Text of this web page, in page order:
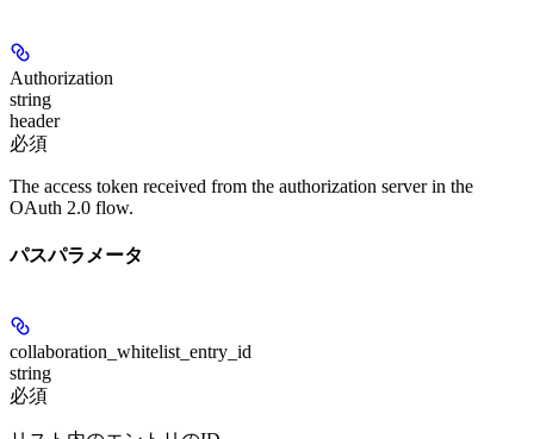
Authorization
string
header
必須
The access token received from the authorization server in the
OAuth 2.0 flow.
パスパラメータ
collaboration_whitelist_entry_id
string
必須